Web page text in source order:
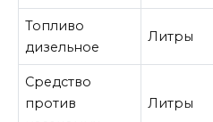
Топливо
дизельное
Литры
Средство
против
Литры